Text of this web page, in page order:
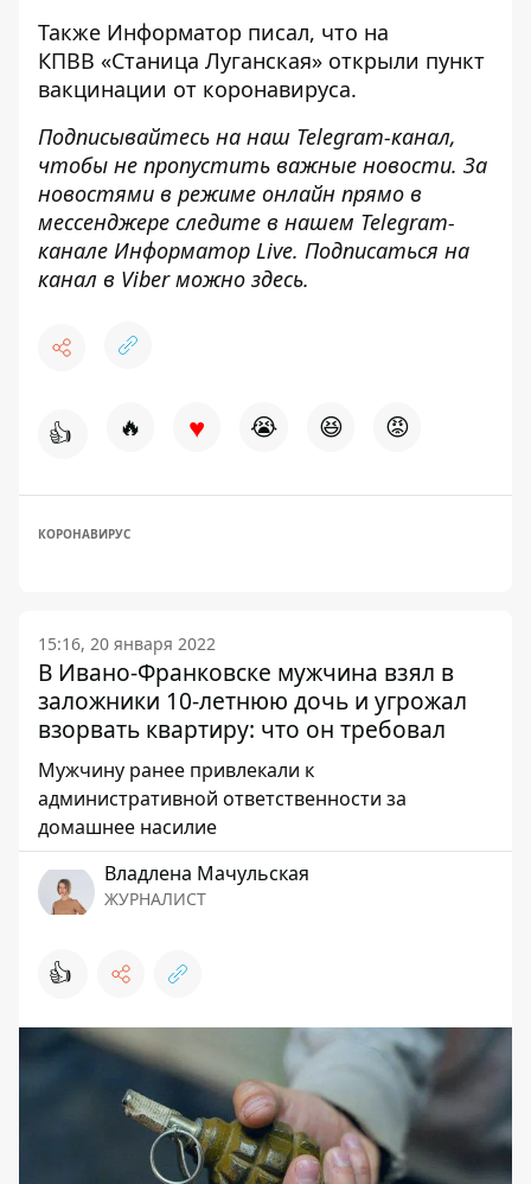
Также Информатор писал, что на
КПВВ «Станица Луганская» открыли пункт
вакцинации от коронавируса.
Подписывайтесь на наш Telegram-канал,
чтобы не пропустить важные новости. За
новостями в режиме онлайн прямо в
мессенджере следите в нашем Telegram-
канале Информатор Live. Подписаться на
канал в Viber можно здесь.
👍 🔥 ♥ 😭 😆 😡
КОРОНАВИРУС
15:16, 20 января 2022
В Ивано-Франковске мужчина взял в
заложники 10-летнюю дочь и угрожал
взорвать квартиру: что он требовал
Мужчину ранее привлекали к
административной ответственности за
домашнее насилие
Владлена Мачульская
ЖУРНАЛИСТ
👍